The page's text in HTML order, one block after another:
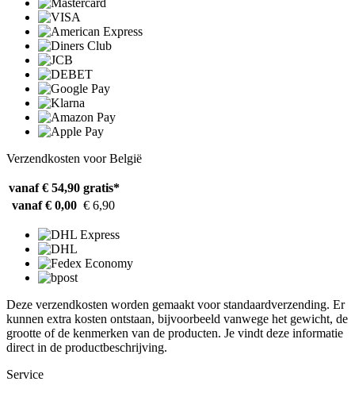
Verzendkosten voor België
vanaf € 54,90 gratis*
vanaf € 0,00 € 6,90
Deze verzendkosten worden gemaakt voor standaardverzending. Er
kunnen extra kosten ontstaan, bijvoorbeeld vanwege het gewicht, de
grootte of de kenmerken van de producten. Je vindt deze informatie
direct in de productbeschrijving.
Service